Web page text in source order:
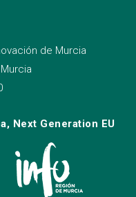
de Murcia
Next Generation EU